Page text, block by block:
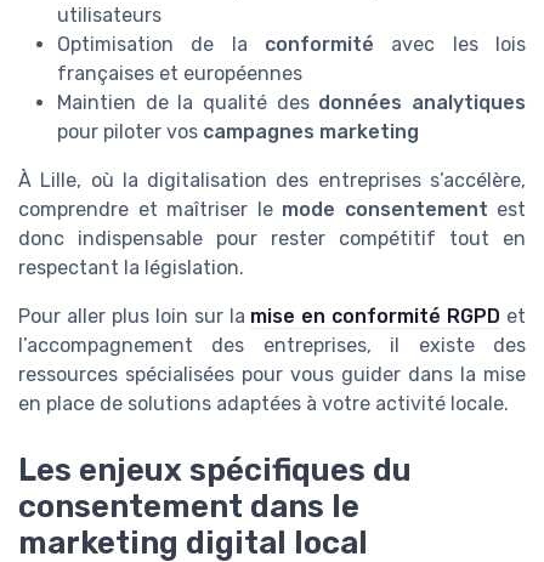
utilisateurs
Optimisation de la conformité avec les lois
françaises et européennes
Maintien de la qualité des données analytiques
pour piloter vos campagnes marketing
À Lille, où la digitalisation des entreprises s’accélère,
comprendre et maîtriser le mode consentement est
donc indispensable pour rester compétitif tout en
respectant la législation.
Pour aller plus loin sur la mise en conformité RGPD et
l’accompagnement des entreprises, il existe des
ressources spécialisées pour vous guider dans la mise
en place de solutions adaptées à votre activité locale.
Les enjeux spécifiques du
consentement dans le
marketing digital local